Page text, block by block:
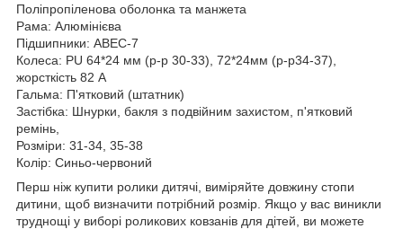
Поліпропіленова оболонка та манжета
Рама: Алюмінієва
Підшипники: ABEC-7
Колеса: PU 64*24 мм (р-р 30-33), 72*24мм (р-р34-37),
жорсткість 82 A
Гальма: П'ятковий (штатник)
Застібка: Шнурки, бакля з подвійним захистом, п'ятковий
ремінь,
Розміри: 31-34, 35-38
Колір: Синьо-червоний
Перш ніж купити ролики дитячі, виміряйте довжину стопи
дитини, щоб визначити потрібний розмір. Якщо у вас виникли
труднощі у виборі роликових ковзанів для дітей, ви можете